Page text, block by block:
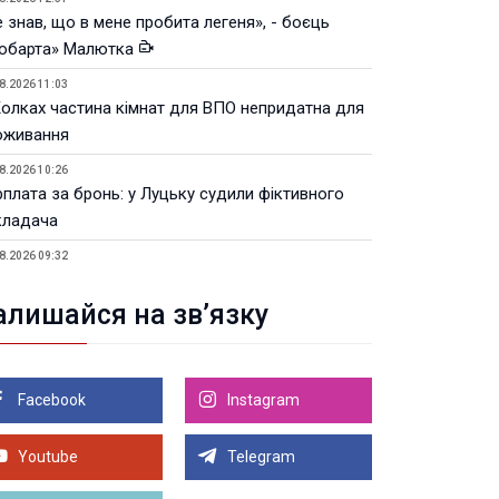
знав, що в мене пробита легеня», - боєць
Малютка
11:03
частина кімнат для ВПО непридатна для
10:26
за бронь: у Луцьку судили фіктивного
09:32
21:18
телеоб'єктивів Sigma Sports та Sony G-
21:00
на 99,9% готовий новий Державний
простір. ВІДЕО
Більше новин
на зв’язку
Facebook Instagram
Youtube Telegram